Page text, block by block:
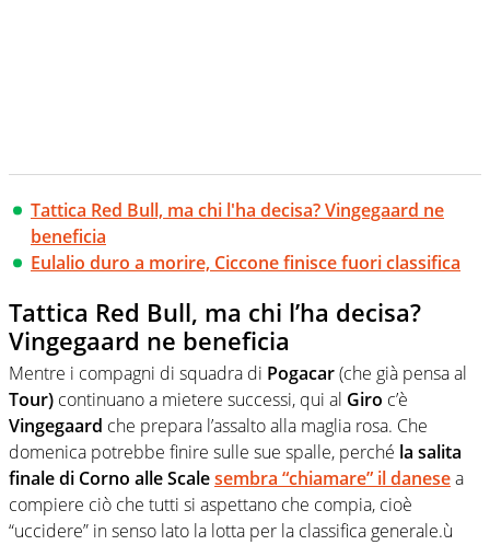
Tattica Red Bull, ma chi l'ha decisa? Vingegaard ne
beneficia
Eulalio duro a morire, Ciccone finisce fuori classifica
Tattica Red Bull, ma chi l’ha decisa?
Vingegaard ne beneficia
Mentre i compagni di squadra di Pogacar(che già pensa al
Tour) continuano a mietere successi, qui al Giro c’è
Vingegaard che prepara l’assalto alla maglia rosa. Che
domenica potrebbe finire sulle sue spalle, perché la salita
finale di Corno alle Scalesembra “chiamare” il danesea
compiere ciò che tutti si aspettano che compia, cioè
“uccidere” in senso lato la lotta per la classifica generale.ù